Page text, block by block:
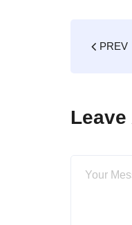
PREV
Leave